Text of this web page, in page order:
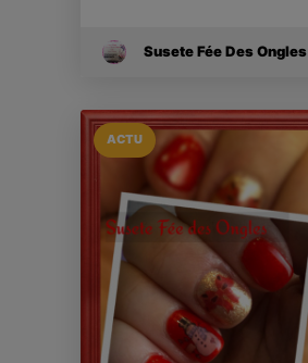
Susete Fée Des Ongles
ACTU